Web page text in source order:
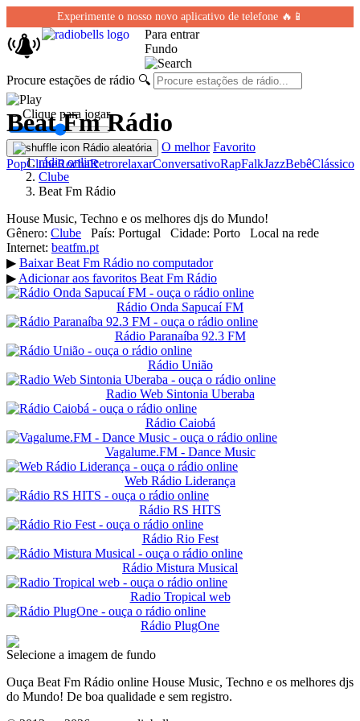
Experimente o nosso novo aplicativo de telefone 🔥📱
Para entrar
Fundo
Procure estações de rádio 🔍
← Clique para jogar
Rádio aleatória O melhor Favorito
PopClubeRochaRetrorelaxarConversativoRapFalkJazzBebêClássico
Beat Fm Rádio
rádio online
Clube
Beat Fm Rádio
House Music, Techno e os melhores djs do Mundo!
Gênero: Clube País: Portugal Cidade: Porto Local na rede
Internet: beatfm.pt
▶ Baixar Beat Fm Rádio no computador
▶ Adicionar aos favoritos Beat Fm Rádio
Rádio Onda Sapucaí FM
Rádio Paranaíba 92.3 FM
Rádio União
Radio Web Sintonia Uberaba
Rádio Caiobá
Vagalume.FM - Dance Music
Web Rádio Liderança
Rádio RS HITS
Rádio Rio Fest
Rádio Mistura Musical
Radio Tropical web
Rádio PlugOne
Selecione a imagem de fundo
Ouça Beat Fm Rádio online House Music, Techno e os melhores djs
do Mundo! De boa qualidade e sem registro.